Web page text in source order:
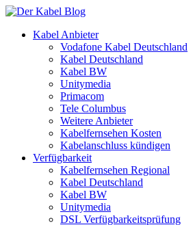
Kabel Anbieter
Vodafone Kabel Deutschland
Kabel Deutschland
Kabel BW
Unitymedia
Primacom
Tele Columbus
Weitere Anbieter
Kabelfernsehen Kosten
Kabelanschluss kündigen
Verfügbarkeit
Kabelfernsehen Regional
Kabel Deutschland
Kabel BW
Unitymedia
DSL Verfügbarkeitsprüfung